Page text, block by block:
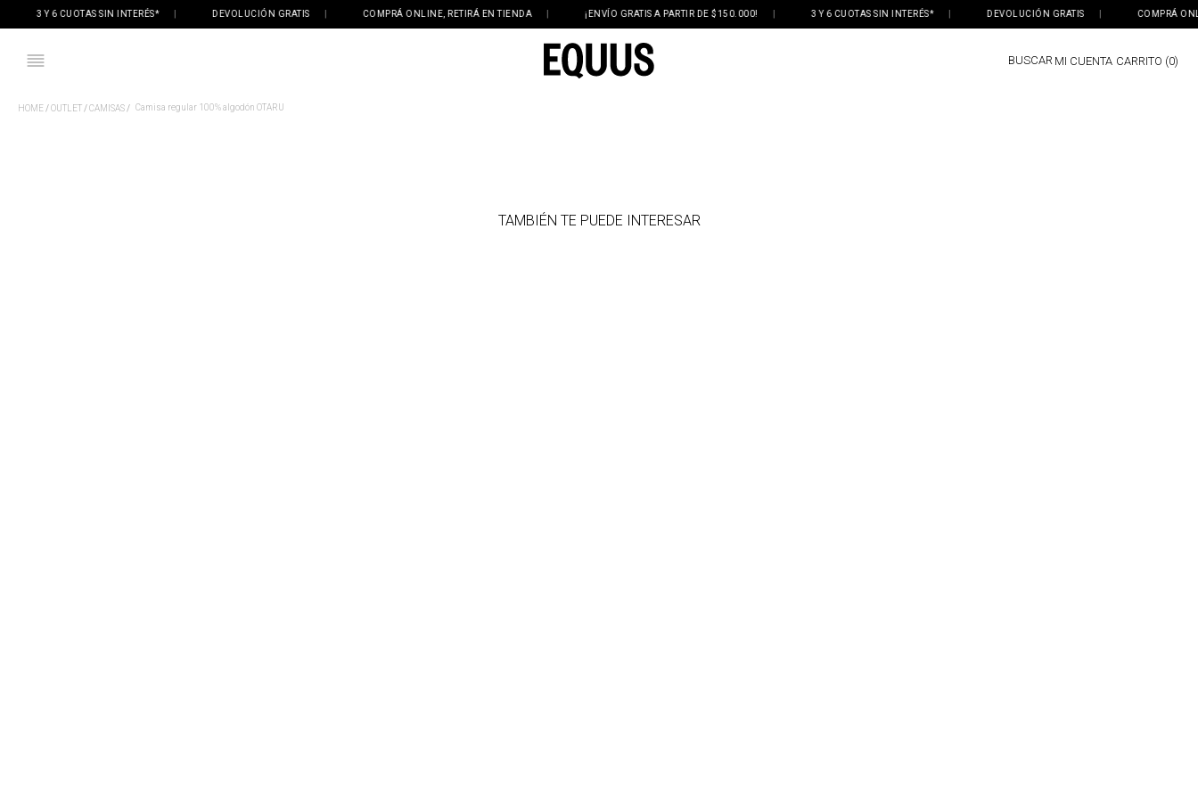
3 Y 6 CUOTAS SIN INTERÉS* | DEVOLUCIÓN GRATIS | COMPRÁ ONLINE, RETIRÁ EN TIENDA | ¡ENVÍO GRATIS A PARTIR DE $150.000! | 3 Y 6 CUOTAS SIN INTERÉS* | DEVOLUCIÓN GRATIS | COMPRÁ
BUSCAR MI CUENTA 0
OUTLET CAMISAS Camisa regular 100% algodón OTARU
TAMBIÉN TE PUEDE INTERESAR